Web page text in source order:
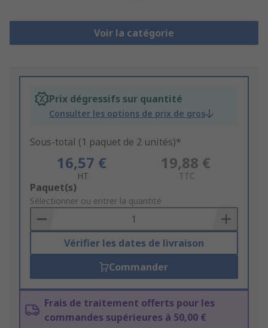
Voir la catégorie
Prix dégressifs sur quantité
Consulter les options de prix de gros
Sous-total (1 paquet de 2 unités)*
16,57 €
HT
19,88 €
TTC
Add
to
Basket
Paquet(s)
Sélectionner ou entrer la quantité
Vérifier les dates de livraison
Commander
Frais de traitement offerts pour les
commandes supérieures à 50,00 €